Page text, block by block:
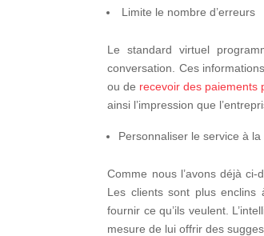
Limite le nombre d’erreurs
Le standard virtuel
conversation. Ces
ou de recevoir des
ainsi l’impression que
Personnaliser le service à la
Comme nous l’avons déjà ci-
Les clients sont plus enclins
fournir ce qu’ils veulent.
mesure de lui offrir des